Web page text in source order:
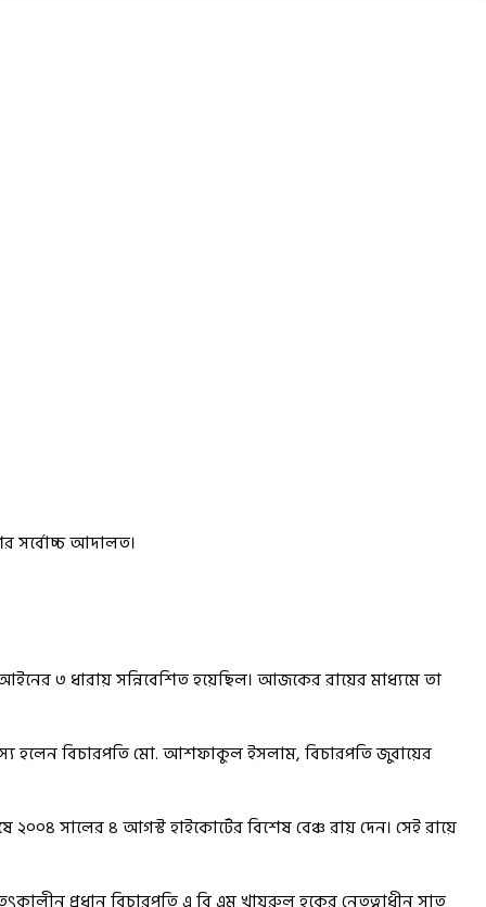
সর্বোচ্চ আদালত।
৩ ধারায় সন্নিবেশিত হয়েছিল। আজকের রায়ের মাধ্যমে তা
হলেন বিচারপতি মো. আশফাকুল ইসলাম, বিচারপতি জুবায়ের
সালের ৪ আগস্ট হাইকোর্টের বিশেষ বেঞ্চ রায় দেন। সেই রায়ে